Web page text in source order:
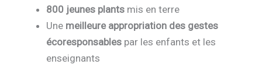
800 jeunes plants mis en terre
Une meilleure appropriation des gestes
écoresponsables par les enfants et les
enseignants